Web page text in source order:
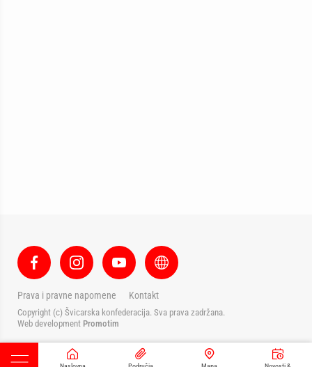
Prava i pravne napomene Kontakt
Copyright (c) Švicarska konfederacija. Sva prava zadržana.
Web development Promotim